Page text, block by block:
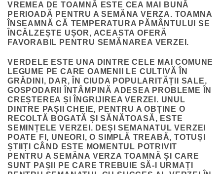
VREMEA DE TOAMNĂ ESTE CEA MAI BUNĂ
PERIOADĂ PENTRU A SEMĂNA VERZA. TOAMNA
ÎNSEAMNĂ CĂ TEMPERATURA PĂMÂNTULUI SE
ÎNCĂLZEȘTE UȘOR, ACEASTA OFERĂ
FAVORABIL PENTRU SEMĂNAREA VERZEI.
VERDELE ESTE UNA DINTRE CELE MAI COMUNE
LEGUME PE CARE OAMENII LE CULTIVĂ ÎN
GRĂDINI, DAR, ÎN CIUDA POPULARITĂȚII SALE,
GOSPODARII ÎNTÂMPINĂ ADESEA PROBLEME ÎN
CREȘTEREA ȘI ÎNGRIJIREA VERZEI. UNUL
DINTRE PAȘII CHEIE, PENTRU A OBȚINE O
RECOLTĂ BOGATĂ ȘI SĂNĂTOASĂ, ESTE
SEMINȚELE VERZEI. DEȘI SEMANATUL VERZEI
POATE FI, UNEORI, O SIMPLĂ TREABĂ, TOTUȘI
ȘTIIȚI CÂND ESTE MOMENTUL POTRIVIT
PENTRU A SEMĂNA VERZA TOAMNĂ ȘI CARE
SUNT PAȘII PE CARE TREBUIE SĂ-I URMAȚI